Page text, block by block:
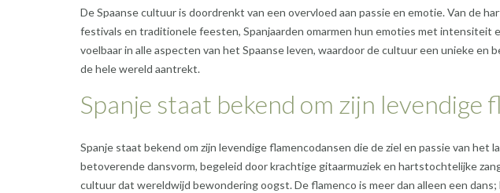
De Spaanse cultuur is doordrenkt van een overvloed aan passie en emotie. Van de
festivals en traditionele feesten, Spanjaarden omarmen hun emoties met intensiteit
voelbaar in alle aspecten van het Spaanse leven, waardoor de cultuur een unieke en
de hele wereld aantrekt.
Spanje staat bekend om zijn levendige
Spanje staat bekend om zijn levendige flamencodansen die de ziel en passie van het
betoverende dansvorm, begeleid door krachtige gitaarmuziek en hartstochtelijke
cultuur dat wereldwijd bewondering oogst. De flamenco is meer dan alleen een